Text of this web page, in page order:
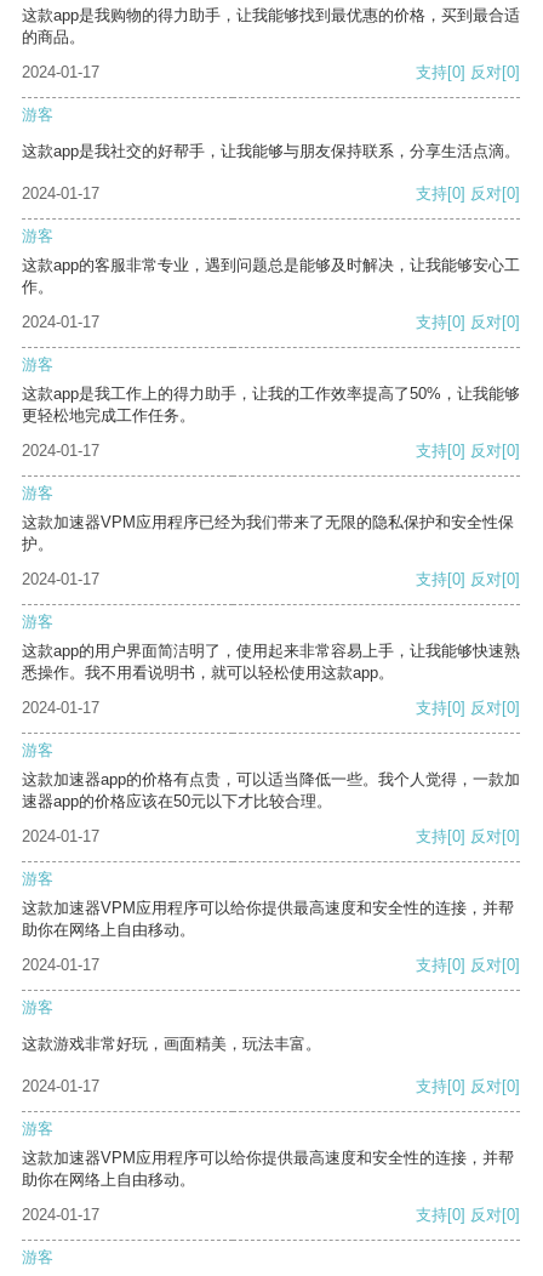
这款app是我购物的得力助手，让我能够找到最优惠的价格，买到最合适
的商品。
2024-01-17
支持[0] 反对[0]
游客
这款app是我社交的好帮手，让我能够与朋友保持联系，分享生活点滴。
2024-01-17 支持[0] 反对[0]
游客
这款app的客服非常专业，遇到问题总是能够及时解决，让我能够安心工
作。
2024-01-17
支持[0] 反对[0]
游客
这款app是我工作上的得力助手，让我的工作效率提高了50%，让我能够
更轻松地完成工作任务。
2024-01-17
支持[0] 反对[0]
游客
这款加速器VPM应用程序已经为我们带来了无限的隐私保护和安全性保
护。
2024-01-17
支持[0] 反对[0]
游客
这款app的用户界面简洁明了，使用起来非常容易上手，让我能够快速熟
悉操作。我不用看说明书，就可以轻松使用这款app。
2024-01-17
支持[0] 反对[0]
游客
这款加速器app的价格有点贵，可以适当降低一些。我个人觉得，一款加
速器app的价格应该在50元以下才比较合理。
2024-01-17
支持[0] 反对[0]
游客
这款加速器VPM应用程序可以给你提供最高速度和安全性的连接，并帮
助你在网络上自由移动。
2024-01-17
支持[0] 反对[0]
游客
这款游戏非常好玩，画面精美，玩法丰富。
2024-01-17 支持[0] 反对[0]
游客
这款加速器VPM应用程序可以给你提供最高速度和安全性的连接，并帮
助你在网络上自由移动。
2024-01-17
支持[0] 反对[0]
游客